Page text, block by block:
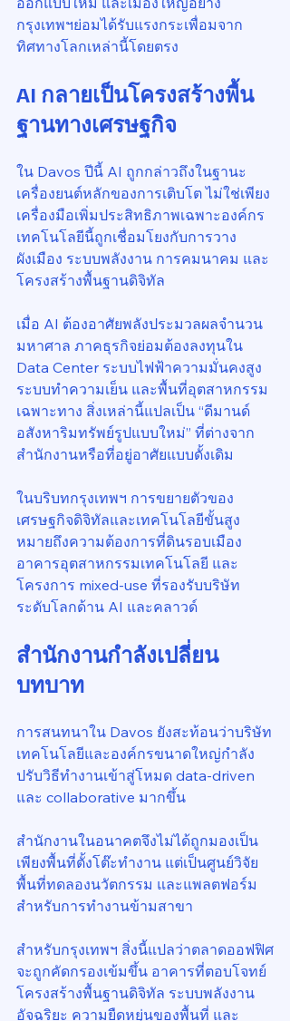
กรุงเทพฯย่อมได้รับแรงกระเพื่อมจาก
ทิศทางโลกเหล่านี้โดยตรง
AI กลายเป็นโครงสร้างพื้น
ฐานทางเศรษฐกิจ
ใน Davos ปีนี้ AI ถูกกล่าวถึงในฐานะ
เครื่องยนต์หลักของการเติบโต ไม่ใช่เพียง
เครื่องมือเพิ่มประสิทธิภาพเฉพาะองค์กร
เทคโนโลยีนี้ถูกเชื่อมโยงกับการวาง
ผังเมือง ระบบพลังงาน การคมนาคม และ
โครงสร้างพื้นฐานดิจิทัล
เมื่อ AI ต้องอาศัยพลังประมวลผลจำนวน
มหาศาล ภาคธุรกิจย่อมต้องลงทุนใน
Data Center ระบบไฟฟ้าความมั่นคงสูง
ระบบทำความเย็น และพื้นที่อุตสาหกรรม
เฉพาะทาง สิ่งเหล่านี้แปลเป็น “ดีมานด์
อสังหาริมทรัพย์รูปแบบใหม่” ที่ต่างจาก
สำนักงานหรือที่อยู่อาศัยแบบดั้งเดิม
ในบริบทกรุงเทพฯ การขยายตัวของ
เศรษฐกิจดิจิทัลและเทคโนโลยีขั้นสูง
หมายถึงความต้องการที่ดินรอบเมือง
อาคารอุตสาหกรรมเทคโนโลยี และ
โครงการ mixed-use ที่รองรับบริษัท
ระดับโลกด้าน AI และคลาวด์
สำนักงานกำลังเปลี่ยน
บทบาท
การสนทนาใน Davos ยังสะท้อนว่าบริษัท
เทคโนโลยีและองค์กรขนาดใหญ่กำลัง
ปรับวิธีทำงานเข้าสู่โหมด data-driven
และ collaborative มากขึ้น
สำนักงานในอนาคตจึงไม่ได้ถูกมองเป็น
เพียงพื้นที่ตั้งโต๊ะทำงาน แต่เป็นศูนย์วิจัย
พื้นที่ทดลองนวัตกรรม และแพลตฟอร์ม
สำหรับการทำงานข้ามสาขา
สำหรับกรุงเทพฯ สิ่งนี้แปลว่าตลาดออฟฟิศ
จะถูกคัดกรองเข้มขึ้น อาคารที่ตอบโจทย์
โครงสร้างพื้นฐานดิจิทัล ระบบพลังงาน
อัจฉริยะ ความยืดหยุ่นของพื้นที่ และ